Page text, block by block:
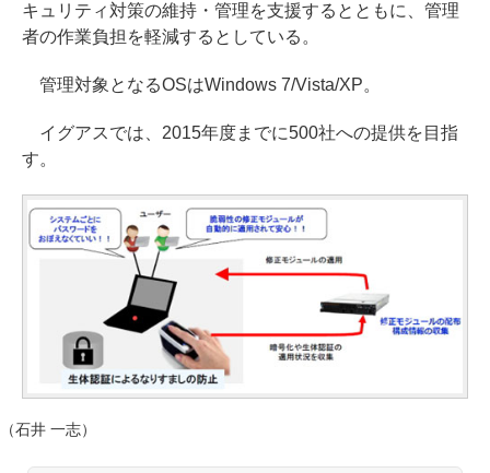
キュリティ対策の維持・管理を支援するとともに、管理
者の作業負担を軽減するとしている。
管理対象となるOSはWindows 7/Vista/XP。
イグアスでは、2015年度までに500社への提供を目指
す。
（石井 一志）